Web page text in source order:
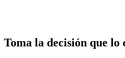
Toma la decisión que lo